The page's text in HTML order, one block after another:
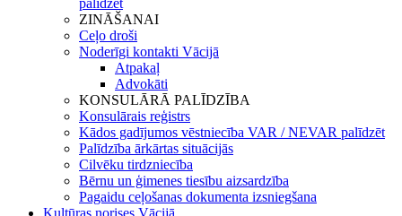
palīdzēt
ZINĀŠANAI
Ceļo droši
Noderīgi kontakti Vācijā
Atpakaļ
Advokāti
KONSULĀRĀ PALĪDZĪBA
Konsulārais reģistrs
Kādos gadījumos vēstniecība VAR / NEVAR palīdzēt
Palīdzība ārkārtas situācijās
Cilvēku tirdzniecība
Bērnu un ģimenes tiesību aizsardzība
Pagaidu ceļošanas dokumenta izsniegšana
Kultūras norises Vācijā